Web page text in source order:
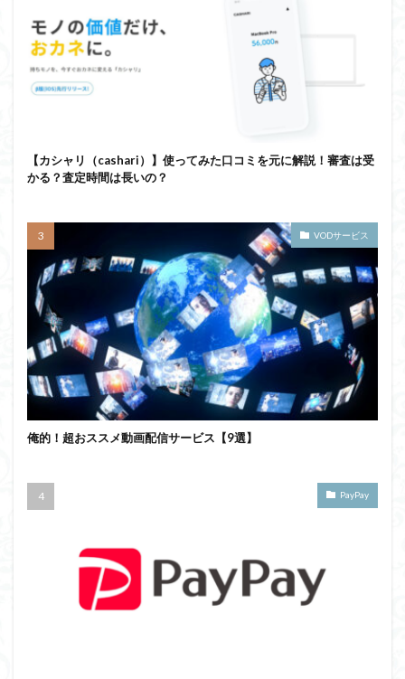
【カシャリ（cashari）】使ってみた口コミを元に解説！審査は受
かる？査定時間は長いの？
VODサービス
俺的！超おススメ動画配信サービス【9選】
PayPay